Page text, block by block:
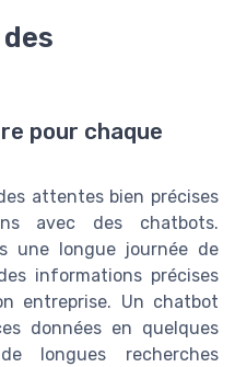
pour chaque
attentes bien précises
avec des chatbots.
une longue journée de
informations précises
entreprise. Un chatbot
données en quelques
longues recherches